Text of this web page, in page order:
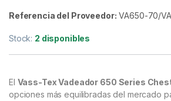
Referencia del Proveedor: VA650-70/
Stock: 2 disponibles
El Vass-Tex Vadeador 650 Series
opciones más equilibradas del mercado